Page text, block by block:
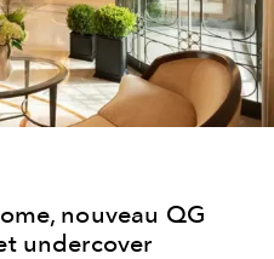
nouveau QG
undercover